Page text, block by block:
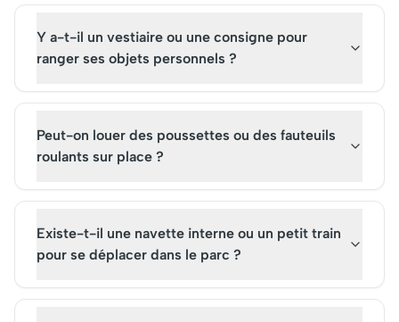
Y a-t-il un vestiaire ou une consigne pour
ranger ses objets personnels ?
Peut-on louer des poussettes ou des fauteuils
roulants sur place ?
Existe-t-il une navette interne ou un petit train
pour se déplacer dans le parc ?